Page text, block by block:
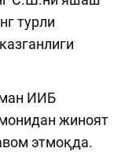
турли
ИИБ
жиноят
этмоқда.